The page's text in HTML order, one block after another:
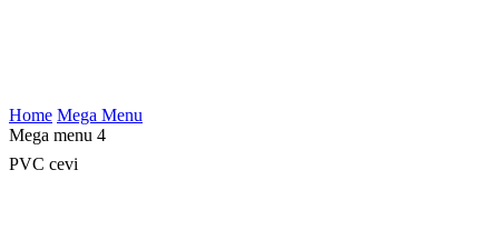
Home Mega Menu
Mega menu 4
PVC cevi